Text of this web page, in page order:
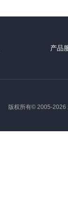
产品
版权所有© 2005-